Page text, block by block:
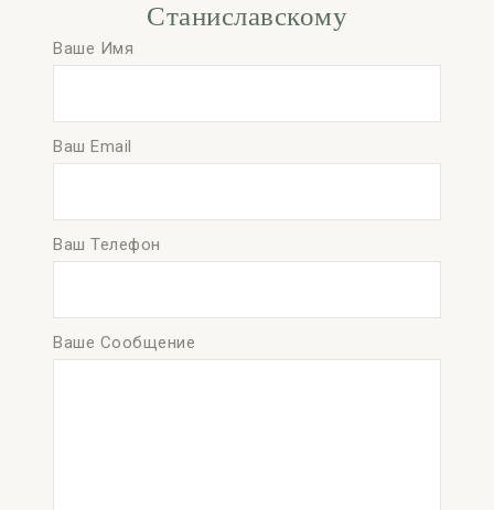
Станиславскому
Ваше Имя
Ваш Email
Ваш Телефон
Ваше Сообщение